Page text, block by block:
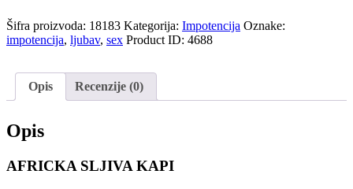
Šifra proizvoda: 18183 Kategorija: Impotencija Oznake:
impotencija, ljubav, sex Product ID: 4688
Opis Recenzije (0)
Opis
AFRICKA SLJIVA KAPI